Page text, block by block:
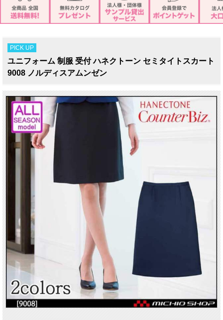
PICK UP
ユニフォーム 制服 受付 ハネクトーン セミタイトスカート
9008 ノルディスアムンゼン